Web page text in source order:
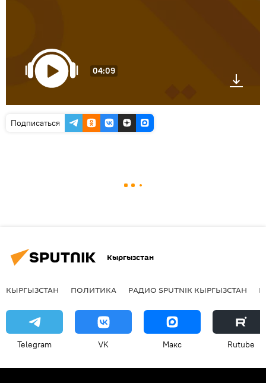
04:09
Подписаться
Кыргызстан
КЫРГЫЗСТАН ПОЛИТИКА РАДИО SPUTNIK КЫРГЫЗСТАН
Telegram VK Макс Rutube